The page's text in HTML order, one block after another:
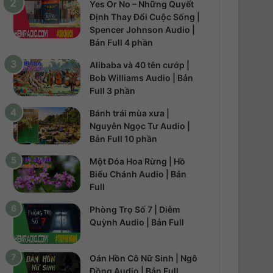
Yes Or No – Những Quyết
Định Thay Đổi Cuộc Sống |
Spencer Johnson Audio |
Bản Full 4 phần
Alibaba và 40 tên cướp |
Bob Williams Audio | Bản
Full 3 phần
Bánh trái mùa xưa |
Nguyễn Ngọc Tư Audio |
Bản Full 10 phần
Một Đóa Hoa Rừng | Hồ
Biểu Chánh Audio | Bản
Full
Phòng Trọ Số 7 | Diễm
Quỳnh Audio | Bản Full
Oán Hồn Cô Nữ Sinh | Ngô